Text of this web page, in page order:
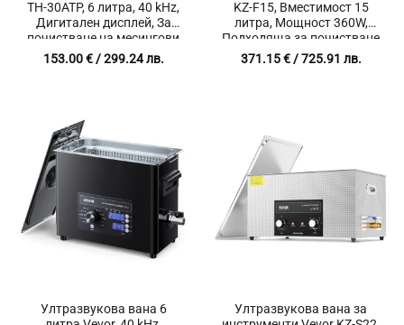
TH-30ATP, 6 литра, 40 kHz,
Дигитален дисплей, За
почистване на месингови
части, гилзи и метални
детайли
153.00€/ 299.24 лв.
KZ-F15, Вместимост 15
литра, Мощност 360W,
Подходяща за почистване
на бижута, дюзи, различни
метали
371.15€/ 725.91 лв.
Ултразвукова вана 6
Ултразвукова вана за